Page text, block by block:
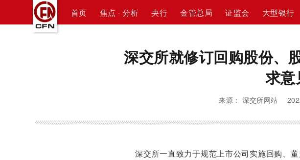
首页 焦点 · 分析 央行 金管总局 证监会 大型银行
深交所就修订回购股份、
求意
来源： 深交所网站
深交所一直致力于规范上市公司实施回购、